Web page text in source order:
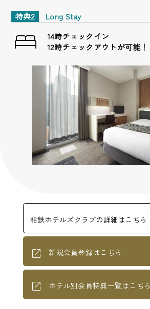
特典2
Long Stay
14時チェックイン
12時チェックアウトが可能！
相鉄ホテルズクラブの詳細はこちら
新規会員登録はこちら
ホテル別会員特典一覧はこちら